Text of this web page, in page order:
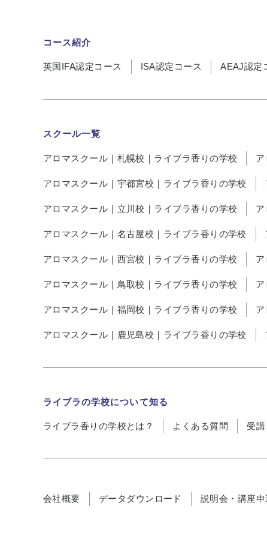
コース紹介
英国IFA認定コース ISA認定コース AEAJ認定
スクール一覧
アロマスクール｜札幌校｜ライブラ香りの学校
アロマスクール｜宇都宮校｜ライブラ香りの学校
アロマスクール｜立川校｜ライブラ香りの学校
アロマスクール｜名古屋校｜ライブラ香りの学校
アロマスクール｜西宮校｜ライブラ香りの学校
アロマスクール｜鳥取校｜ライブラ香りの学校
アロマスクール｜福岡校｜ライブラ香りの学校
アロマスクール｜鹿児島校｜ライブラ香りの学校
ライブラの学校について知る
ライブラ香りの学校とは？ よくある質問 受
会社概要 データダウンロード 説明会・講座申